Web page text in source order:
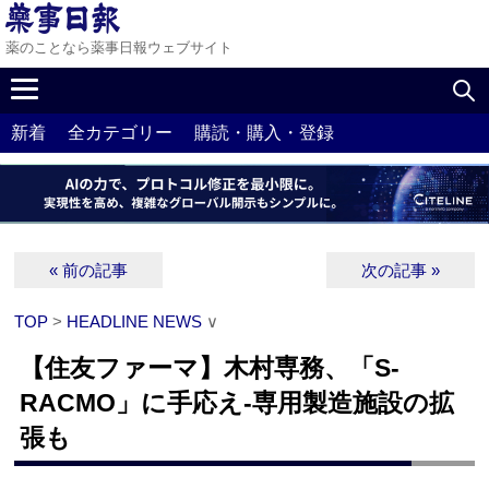
薬のことなら薬事日報ウェブサイト
新着 全カテゴリー 購読・購入・登録
« 前の記事 次の記事 »
TOP > HEADLINE NEWS ∨
【住友ファーマ】木村専務、「S-
RACMO」に手応え‐専用製造施設の拡
張も